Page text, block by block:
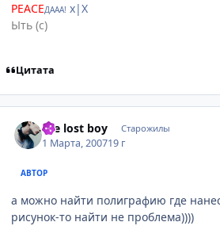
PEACEДААА! х|X
Ыть (с)
Цитата
the lost boy Старожилы
1 Марта, 200719 г
АВТОР
а можно найти полиграфию где
рисунок-то найти не проблема))))